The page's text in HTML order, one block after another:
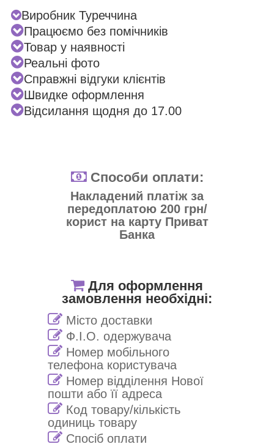
Виробник Туреччина
Працюємо без помічників
Товар у наявності
Реальні фото
Справжні відгуки клієнтів
Швидке оформлення
Відсилання щодня до 17.00
Способи оплати:
Накладений платіж за
передоплатою 200 грн/
корист на карту Приват
Банка
Для оформлення
замовлення необхідні:
Місто доставки
Ф.І.О. одержувача
Номер мобільного
телефона користувача
Номер відділення Нової
пошти або її адреса
Код товару/кількість
одиниць товару
Спосіб оплати